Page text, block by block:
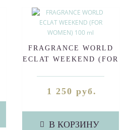
FRAGRANCE WORLD
ECLAT WEEKEND (FOR
1 250 руб.
В КОРЗИНУ